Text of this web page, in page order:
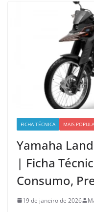
FICHA TÉCNICA MAIS
Yamaha
| Ficha
Consumo,
19 de janeiro de 2026